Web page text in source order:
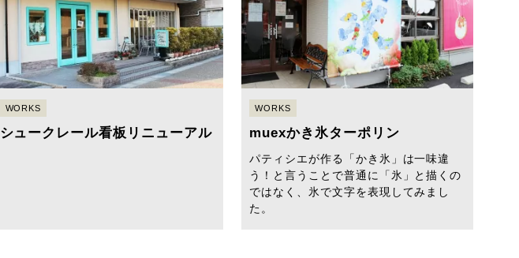
WORKS
シュークレール看板リニューアル
WORKS
muexかき氷ターポリン
パティシエが作る「かき氷」は一味違
う！と言うことで普通に「氷」と描くの
ではなく、氷で文字を表現してみまし
た。